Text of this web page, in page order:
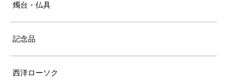
燭台・仏具
記念品
西洋ローソク